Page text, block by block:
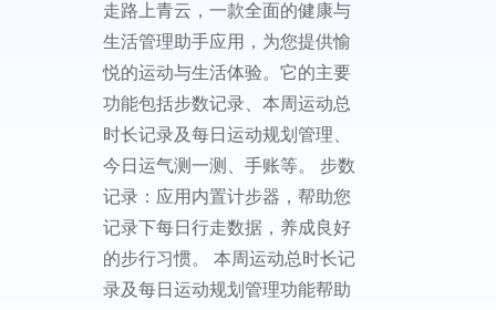
走路上青云，一款全面的健康与
生活管理助手应用，为您提供愉
悦的运动与生活体验。它的主要
功能包括步数记录、本周运动总
时长记录及每日运动规划管理、
今日运气测一测、手账等。 步数
记录：应用内置计步器，帮助您
记录下每日行走数据，养成良好
的步行习惯。 本周运动总时长记
录及每日运动规划管理功能帮助